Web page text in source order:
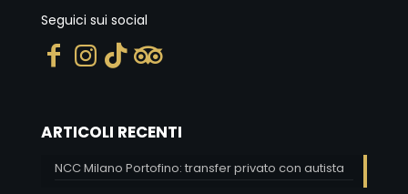
Seguici sui social
ARTICOLI RECENTI
NCC Milano Portofino: transfer privato con autista